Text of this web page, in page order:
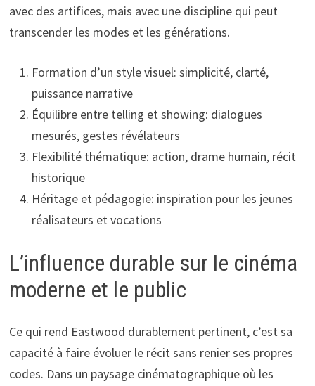
avec des artifices, mais avec une discipline qui peut
transcender les modes et les générations.
Formation d’un style visuel: simplicité, clarté,
puissance narrative
Équilibre entre telling et showing: dialogues
mesurés, gestes révélateurs
Flexibilité thématique: action, drame humain, récit
historique
Héritage et pédagogie: inspiration pour les jeunes
réalisateurs et vocations
L’influence durable sur le cinéma
moderne et le public
Ce qui rend Eastwood durablement pertinent, c’est sa
capacité à faire évoluer le récit sans renier ses propres
codes. Dans un paysage cinématographique où les